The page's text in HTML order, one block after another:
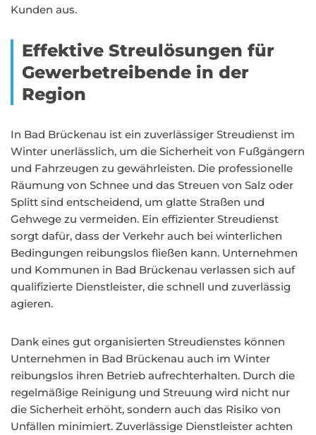
Kunden aus.
Effektive Streulösungen für
Gewerbetreibende in der
Region
In Bad Brückenau ist ein zuverlässiger Streudienst im
Winter unerlässlich, um die Sicherheit von Fußgängern
und Fahrzeugen zu gewährleisten. Die professionelle
Räumung von Schnee und das Streuen von Salz oder
Splitt sind entscheidend, um glatte Straßen und
Gehwege zu vermeiden. Ein effizienter Streudienst
sorgt dafür, dass der Verkehr auch bei winterlichen
Bedingungen reibungslos fließen kann. Unternehmen
und Kommunen in Bad Brückenau verlassen sich auf
qualifizierte Dienstleister, die schnell und zuverlässig
agieren.
Dank eines gut organisierten Streudienstes können
Unternehmen in Bad Brückenau auch im Winter
reibungslos ihren Betrieb aufrechterhalten. Durch die
regelmäßige Reinigung und Streuung wird nicht nur
die Sicherheit erhöht, sondern auch das Risiko von
Unfällen minimiert. Zuverlässige Dienstleister achten